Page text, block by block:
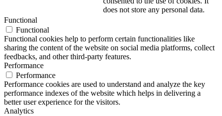
does not store any personal data.
Functional
Functional
Functional cookies help to perform certain functionalities like
sharing the content of the website on social media platforms, collect
feedbacks, and other third-party features.
Performance
Performance
Performance cookies are used to understand and analyze the key
performance indexes of the website which helps in delivering a
better user experience for the visitors.
Analytics